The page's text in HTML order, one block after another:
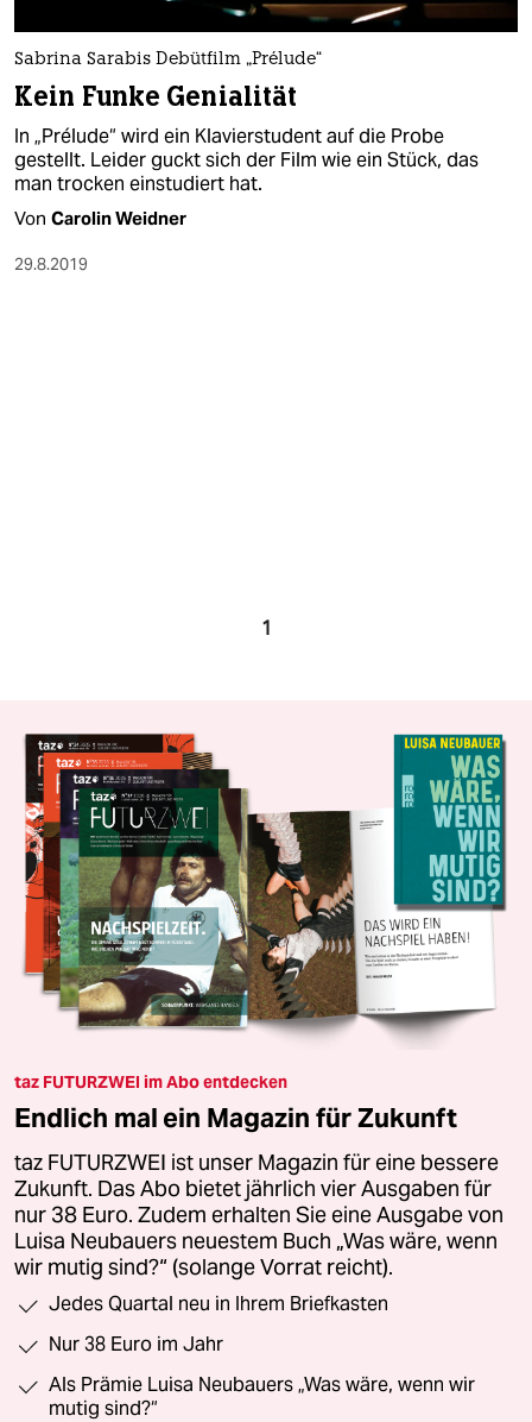
nord
wahrheit
verlag
verlag
veranstaltungen
Sabrina Sarabis Debütfilm „Prélude“
Kein Funke Genialität
In „Prélude“ wird ein Klavierstudent auf die Probe
gestellt. Leider guckt sich der Film wie ein Stück, das
man trocken einstudiert hat.
Von Carolin Weidner
29.8.2019
1
taz FUTURZWEI im Abo entdecken
Endlich mal ein Magazin für Zukunft
taz FUTURZWEI ist unser Magazin für eine bessere
Zukunft. Das Abo bietet jährlich vier Ausgaben für
nur 38 Euro. Zudem erhalten Sie eine Ausgabe von
Luisa Neubauers neuestem Buch „Was wäre, wenn
wir mutig sind?“ (solange Vorrat reicht).
Jedes Quartal neu in Ihrem Briefkasten
Nur 38 Euro im Jahr
Als Prämie Luisa Neubauers „Was wäre, wenn wir
mutig sind?“